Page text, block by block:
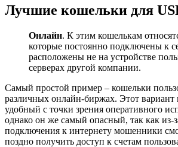
Лучшие кошельки для
Онлайн. К этим кошелькам
которые постоянно подключены к
расположены не на устройстве
серверах другой компании.
Самый простой пример – кошельки
различных онлайн-биржах. Этот вариант
удобный с точки зрения оперативного
однако он же самый опасный, так как из-
подключения к интернету мошенники
поздно получить доступ к счетам